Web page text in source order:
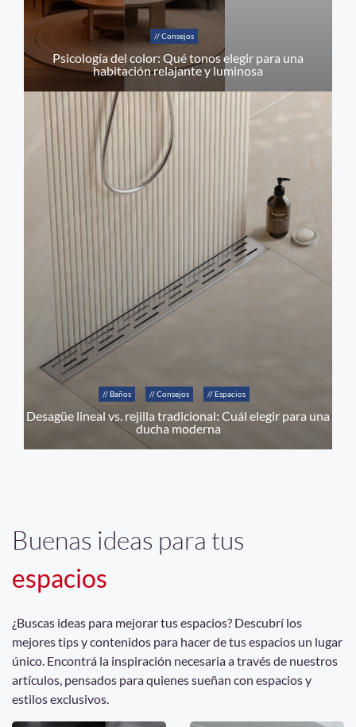
// Consejos
Psicología del color: Qué tonos elegir para una
habitación relajante y luminosa
// Baños // Consejos // Espacios
Desagüe lineal vs. rejilla tradicional: Cuál elegir para una
ducha moderna
Buenas ideas para tus
espacios
¿Buscas ideas para mejorar tus espacios? Descubrí los
mejores tips y contenidos para hacer de tus espacios un lugar
único. Encontrá la inspiración necesaria a través de nuestros
artículos, pensados para quienes sueñan con espacios y
estilos exclusivos.